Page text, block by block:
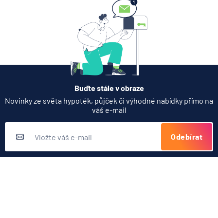
Daňové zvýhodnění na dítě
Daň z daru nemovitosti
Daňová zátěž
Buďte stále v obraze
Novinky ze světa hypoték, půjček či výhodné nabídky přímo na
váš e-mail
Odebírat